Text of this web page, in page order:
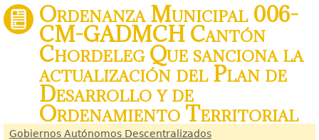
Ordenanza Municipal 006-
CM-GADMCH Cantón
Chordeleg Que sanciona la
actualización del Plan de
Desarrollo y de
Ordenamiento Territorial
Gobiernos Autónomos Descentralizados